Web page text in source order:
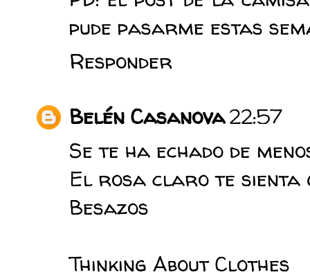
pude pasarme estas
Responder
Belén Casanova22:57
Se te ha echado de
El rosa claro te sienta
Besazos
Thinking About Clothes